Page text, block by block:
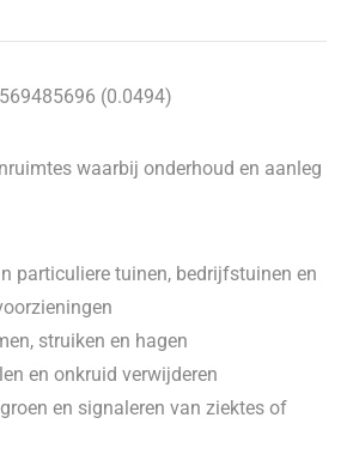
(0.0494)
waarbij onderhoud en aanleg
particuliere tuinen, bedrijfstuinen en
struiken en hagen
en onkruid verwijderen
en signaleren van ziektes of